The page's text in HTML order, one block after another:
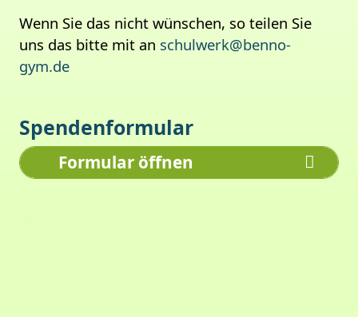
Wenn Sie das nicht wünschen, so teilen Sie
uns das bitte mit an schulwerk@benno-
gym.de
Spendenformular
Formular öffnen